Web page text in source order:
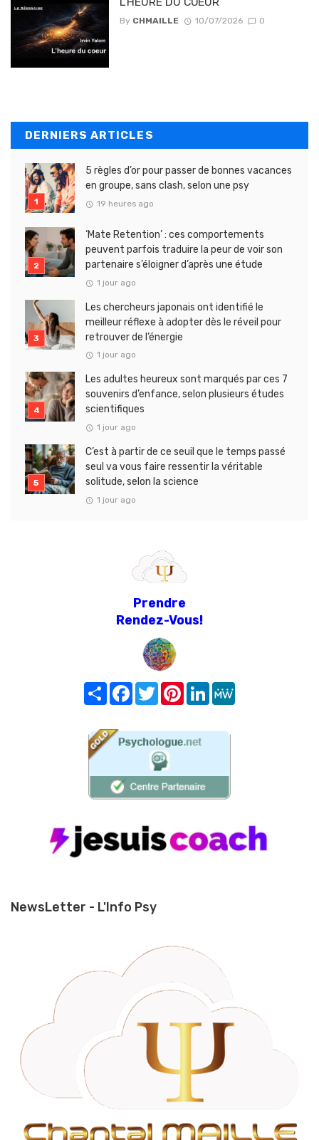
By CHMAILLE 10/07/2026 0
DERNIERS ARTICLES
5 règles d’or pour passer de bonnes vacances
en groupe, sans clash, selon une psy
19 heures ago
‘Mate Retention’ : ces comportements
peuvent parfois traduire la peur de voir son
partenaire s’éloigner d’après une étude
1 jour ago
Les chercheurs japonais ont identifié le
meilleur réflexe à adopter dès le réveil pour
retrouver de l’énergie
1 jour ago
Les adultes heureux sont marqués par ces 7
souvenirs d’enfance, selon plusieurs études
scientifiques
1 jour ago
C’est à partir de ce seuil que le temps passé
seul va vous faire ressentir la véritable
solitude, selon la science
1 jour ago
Prendre
Rendez-Vous!
Share FacebookTwitterPinterest
LinkedIn
NewsLetter - L'Info Psy